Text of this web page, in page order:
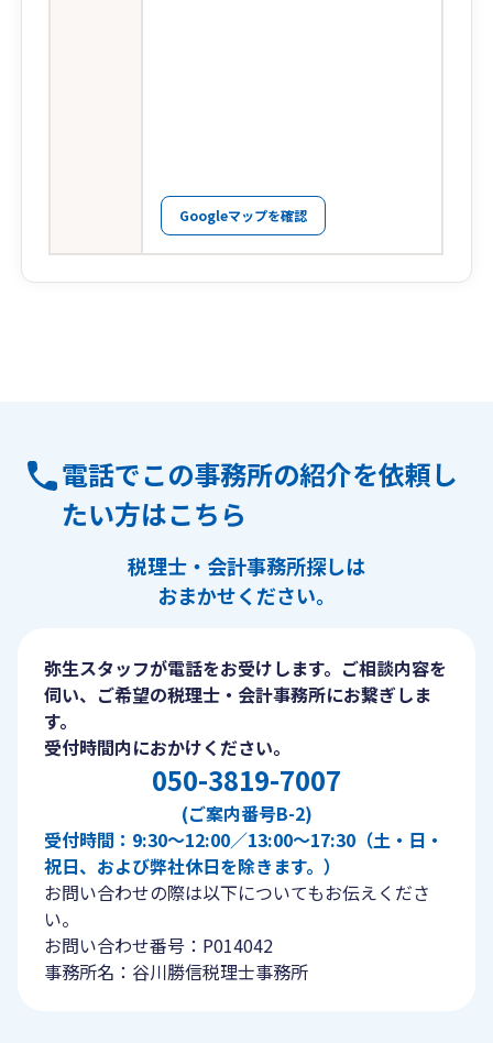
Googleマップを確認
電話でこの事務所の紹介を依頼し
たい方はこちら
税理士・会計事務所探しは
おまかせください。
弥生スタッフが電話をお受けします。ご相談内容を
伺い、ご希望の税理士・会計事務所にお繋ぎしま
す。
受付時間内におかけください。
050-3819-7007
(ご案内番号B-2)
受付時間：9:30〜12:00／13:00〜17:30（土・日・
祝日、および弊社休日を除きます。）
お問い合わせの際は以下についてもお伝えくださ
い。
お問い合わせ番号：P014042
事務所名：谷川勝信税理士事務所